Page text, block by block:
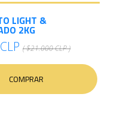
LIGHT &
2KG
( $21.000 CLP )
COMPRAR